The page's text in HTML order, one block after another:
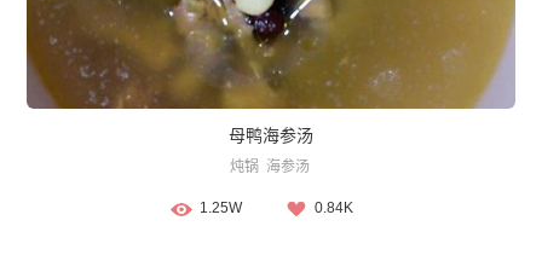
母鸭海参汤
炖锅 海参汤
1.25W 0.84K